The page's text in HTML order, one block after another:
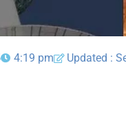
4:19 pm Updated :